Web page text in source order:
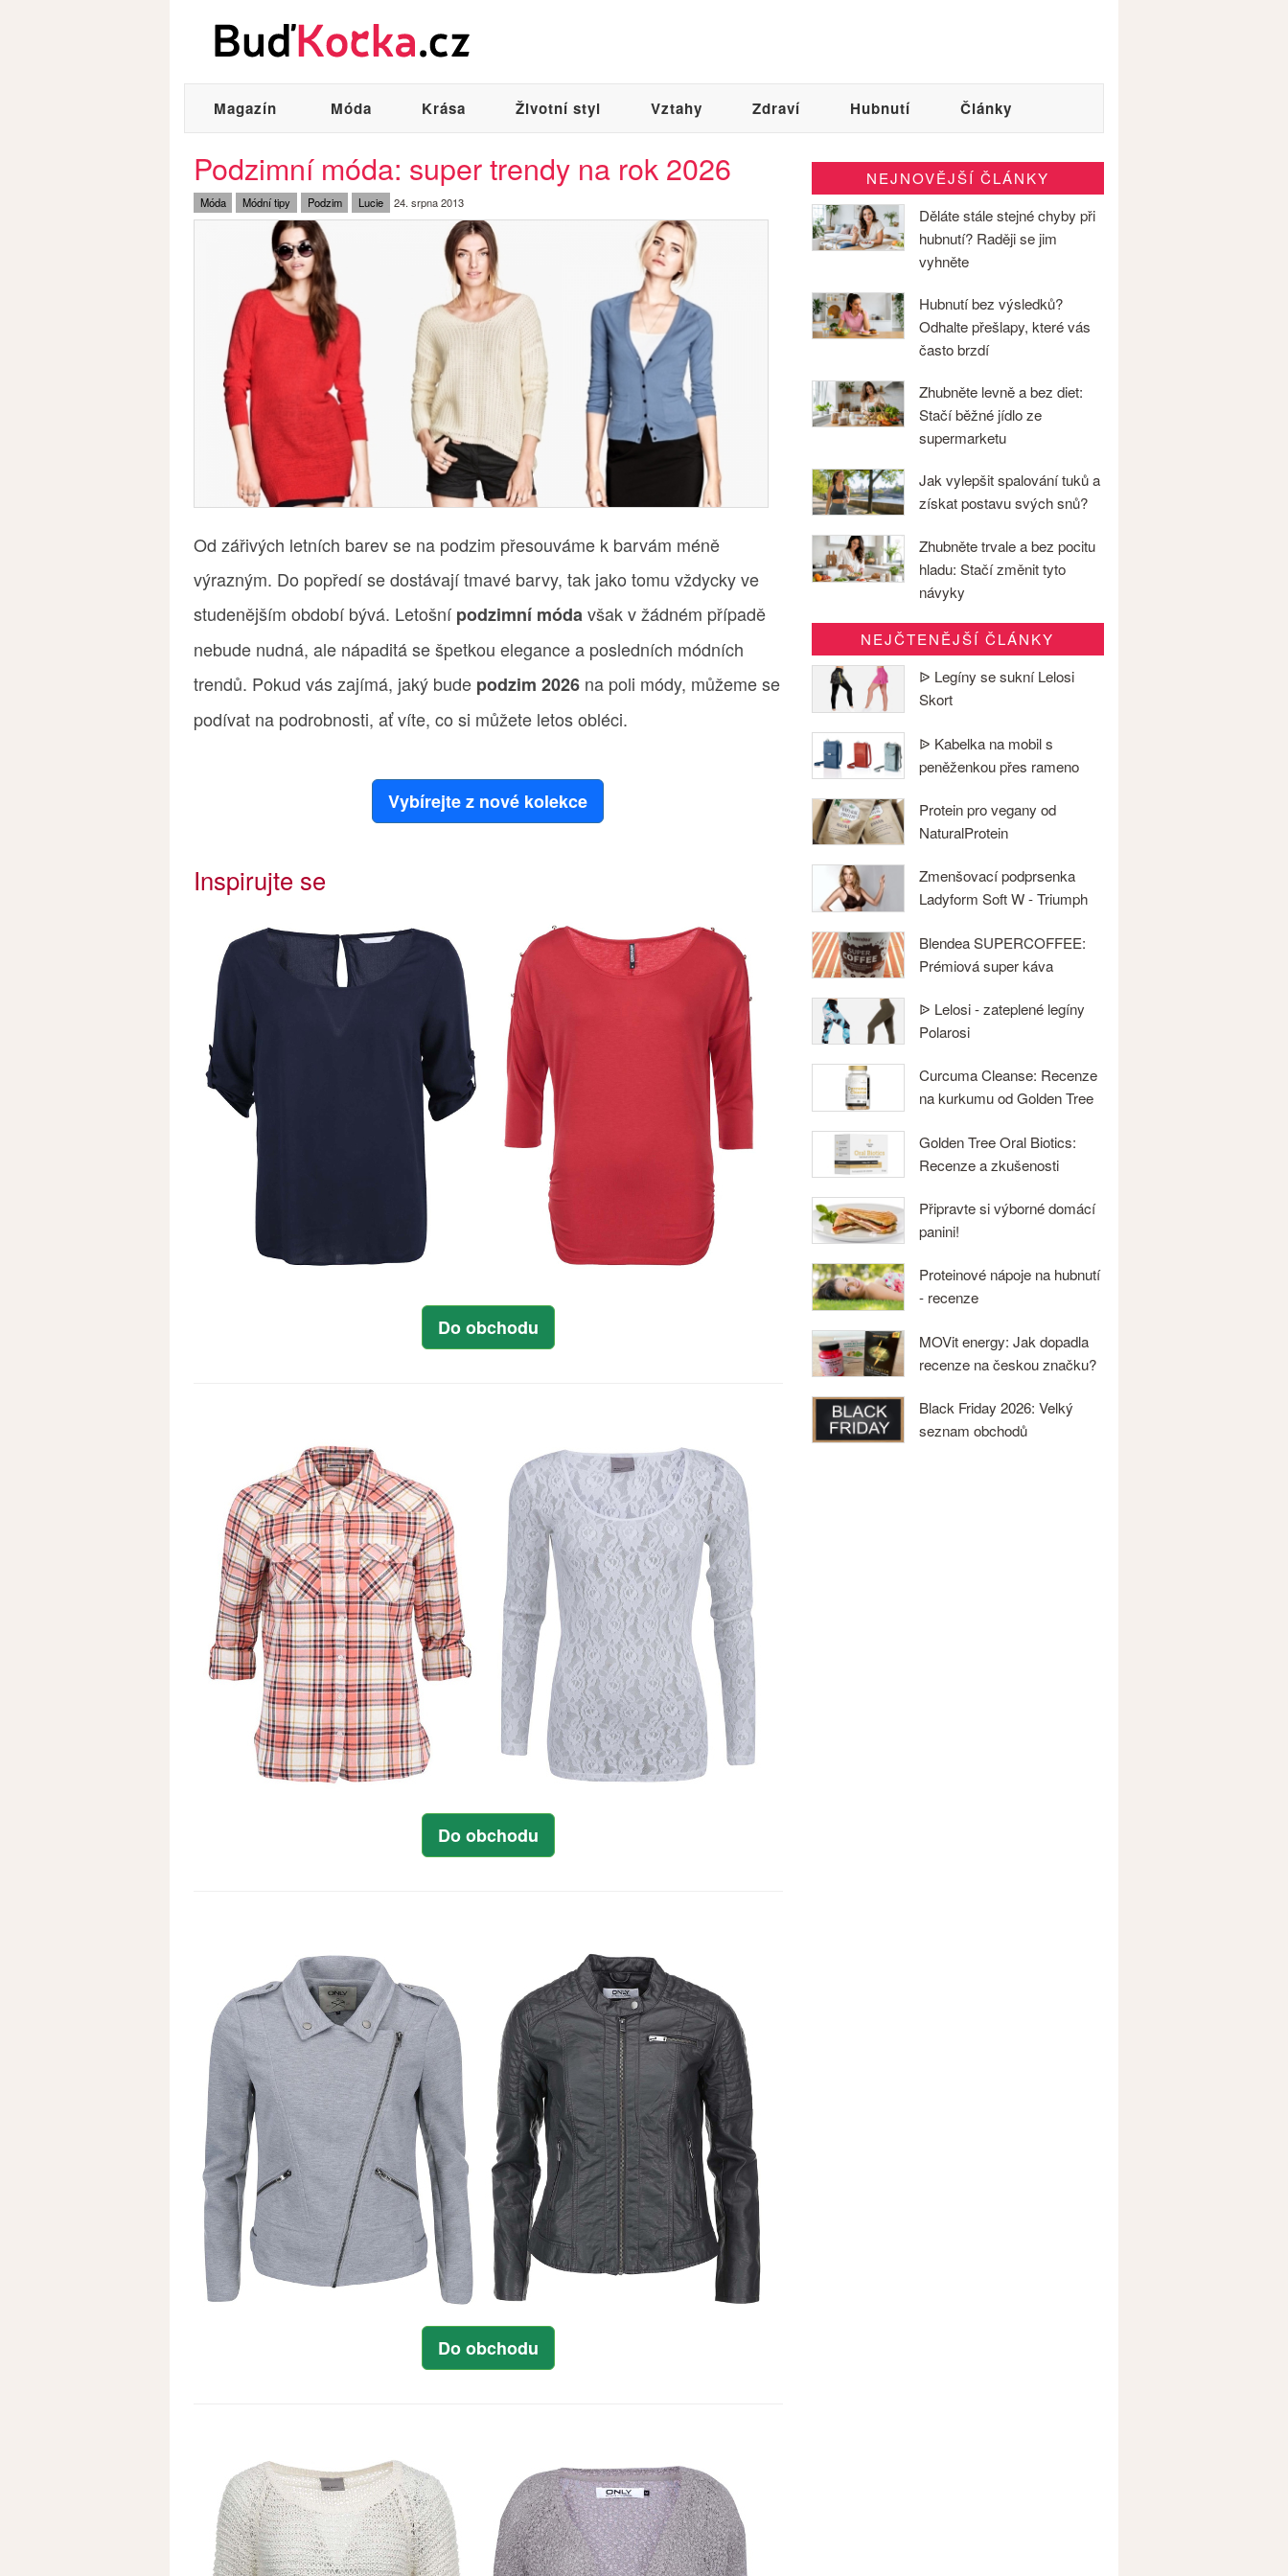
Magazín Móda Krása Životní styl Vztahy Zdraví Hubnutí Články
Podzimní móda: super trendy na rok 2026
Móda Módní tipy Podzim Lucie 24. srpna 2013
Od zářivých letních barev se na podzim přesouváme k barvám méně
výrazným. Do popředí se dostávají tmavé barvy, tak jako tomu vždycky ve
studenějším období bývá. Letošnípodzimní módavšak v žádném případě
nebude nudná, ale nápaditá se špetkou elegance a posledních módních
trendů. Pokud vás zajímá, jaký bude podzim 2026 na poli módy, můžeme se
podívat na podrobnosti, ať víte, co si můžete letos obléci.
Vybírejte z nové kolekce
Inspirujte se
Do obchodu
Do obchodu
Do obchodu
NEJNOVĚJŠÍ ČLÁNKY
Děláte stále stejné chyby při
hubnutí? Raději se jim
vyhněte
Hubnutí bez výsledků?
Odhalte přešlapy, které vás
často brzdí
Zhubněte levně a bez diet:
Stačí běžné jídlo ze
supermarketu
Jak vylepšit spalování tuků a
získat postavu svých snů?
Zhubněte trvale a bez pocitu
hladu: Stačí změnit tyto
návyky
NEJČTENĚJŠÍ ČLÁNKY
ᐉ Legíny se sukní Lelosi
Skort
ᐉ Kabelka na mobil s
peněženkou přes rameno
Protein pro vegany od
NaturalProtein
Zmenšovací podprsenka
Ladyform Soft W - Triumph
Blendea SUPERCOFFEE:
Prémiová super káva
ᐉ Lelosi - zateplené legíny
Polarosi
Curcuma Cleanse: Recenze
na kurkumu od Golden Tree
Golden Tree Oral Biotics:
Recenze a zkušenosti
Připravte si výborné domácí
panini!
Proteinové nápoje na hubnutí
- recenze
MOVit energy: Jak dopadla
recenze na českou značku?
Black Friday 2026: Velký
seznam obchodů